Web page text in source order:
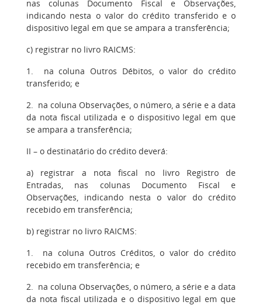
nas colunas Documento Fiscal e Observações,
indicando nesta o valor do crédito transferido e o
dispositivo legal em que se ampara a transferência;
c) registrar no livro RAICMS:
1. na coluna Outros Débitos, o valor do crédito
transferido; e
2. na coluna Observações, o número, a série e a data
da nota fiscal utilizada e o dispositivo legal em que
se ampara a transferência;
II – o destinatário do crédito deverá:
a) registrar a nota fiscal no livro Registro de
Entradas, nas colunas Documento Fiscal e
Observações, indicando nesta o valor do crédito
recebido em transferência;
b) registrar no livro RAICMS:
1. na coluna Outros Créditos, o valor do crédito
recebido em transferência; e
2. na coluna Observações, o número, a série e a data
da nota fiscal utilizada e o dispositivo legal em que